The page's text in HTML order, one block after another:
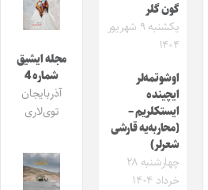
گون گلر
یکشنبه ۹ شهریور
۱۴۰۴
اوشوتمه‌لر
ایچینده
ایستکلریم –
(محاربه‌یه قارشی
شعرلر)
چهارشنبه ۲۸
خرداد ۱۴۰۴
مجله ایشیق
شماره 4
آذربایجان
توی‌لاری